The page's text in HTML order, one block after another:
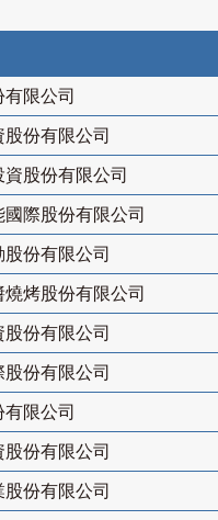
限公司
份有限公司
股份有限公司
國際股份有限公司
份有限公司
燒烤股份有限公司
份有限公司
份有限公司
限公司
份有限公司
份有限公司